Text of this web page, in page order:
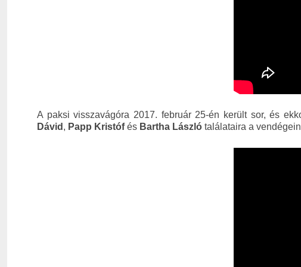
A paksi visszavágóra 2017. február 25-én került sor, és
Dávid , Papp Kristófés Bartha László találataira a